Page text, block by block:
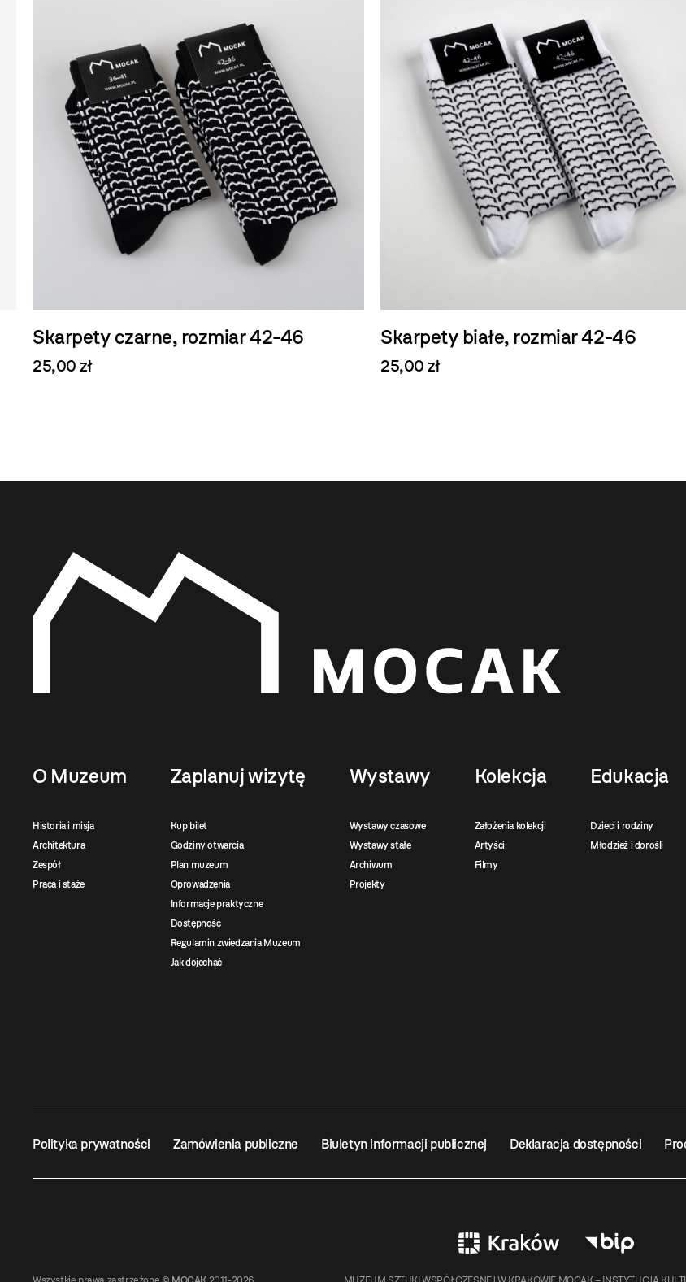
Skarpety czarne, rozmiar 42-46
25,00 zł
Skarpety białe, rozmiar 42-46
25,00 zł
O Muzeum
Historia i misja
Architektura
Zespół
Praca i staże
Zaplanuj wizytę
Kup bilet
Godziny otwarcia
Plan muzeum
Oprowadzenia
Informacje praktyczne
Dostępność
Regulamin zwiedzania Muzeum
Jak dojechać
Wystawy
Wystawy czasowe
Wystawy stałe
Archiwum
Projekty
Kolekcja
Założenia kolekcji
Artyści
Filmy
Edukacja
Dzieci i rodziny
Młodzież i dorośli
Polityka prywatności Zamówienia publiczne Biuletyn informacji publicznej Deklaracja dostępności